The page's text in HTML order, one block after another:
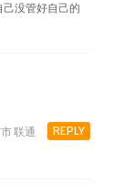
没管好自己的
REPLY
联通